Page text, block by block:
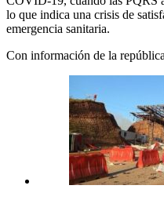
lo que indica una crisis de
emergencia sanitaria.
Con información de la república